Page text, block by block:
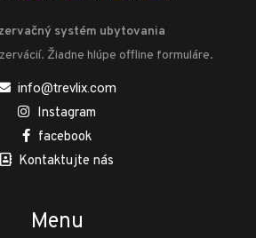
systém ubytovania
Žiadne hlúpe offline formuláre.
info@trevlix.com
Instagram
facebook
Kontaktujte nás
Menu